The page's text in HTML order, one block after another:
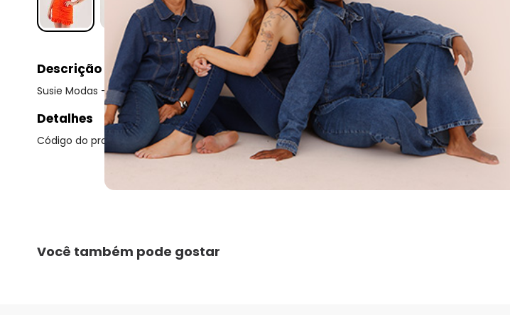
Descrição
Susie Modas - Vestido Mini Drapeado Feminino Laranja
Detalhes
Código do produto: 22719468
Você também pode gostar